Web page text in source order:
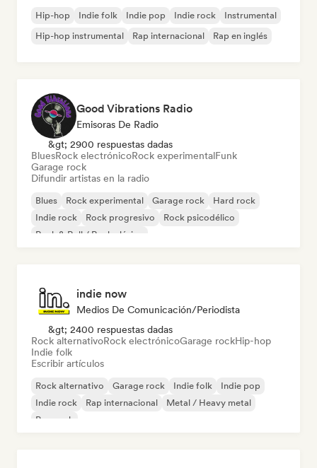
Hip-hop Indie folk Indie pop Indie rock
Instrumental
Hip-hop instrumental
Rap internacional Rap en inglés
Good Vibrations Radio
Emisoras De Radio
&gt; 2900 respuestas dadas
BluesRock electrónicoRock experimentalFunk
Garage rock
Difundir artistas en la radio
Blues Rock experimental Garage rock
Hard rock
Indie rock
Rock progresivo
Rock psicodélico
Rock & Roll / Rock clásico
indie now
Medios De Comunicación/Periodista
&gt; 2400 respuestas dadas
Rock alternativoRock electrónicoGarage rockHip-hop
Indie folk
Escribir artículos
Rock alternativo Garage rock Indie folk
Indie pop
Indie rock
Rap internacional
Metal / Heavy metal
Pop rock